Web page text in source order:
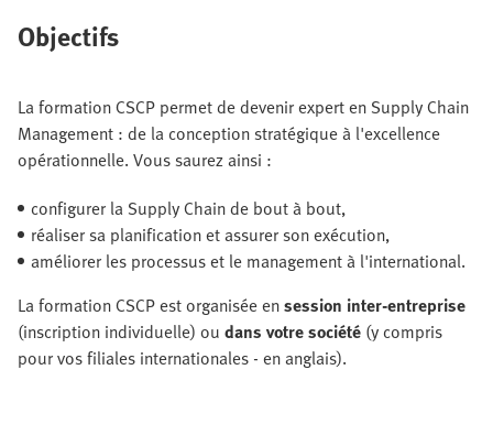
Objectifs
La formation CSCP permet de devenir expert en Supply Chain
Management : de la conception stratégique à l'excellence
opérationnelle. Vous saurez ainsi :
configurer la Supply Chain de bout à bout,
réaliser sa planification et assurer son exécution,
améliorer les processus et le management à l'international.
La formation CSCP est organisée ensession inter-entreprise
(inscription individuelle) ou dans votre société (y compris
pour vos filiales internationales - en anglais).